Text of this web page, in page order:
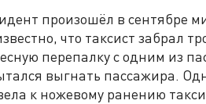
произошёл в сентябре
что таксист забрал
перепалку с одним из
выгнать пассажира.
к ножевому ранению